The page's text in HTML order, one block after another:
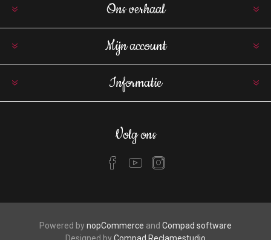
Ons verhaal
Mijn account
Informatie
Volg ons
Powered bynopCommerce and Compad software